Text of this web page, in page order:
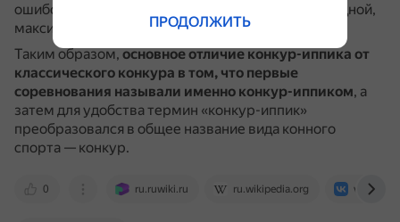
ошибок, результат определяется проведением одной,
максимум двух перепрыжек.
Таким образом,основное отличие конкур-иппика от
классического конкура в том, что первые
соревнования называли именно конкур-иппиком, а
затем для удобства термин «конкур-иппик»
преобразовался в общее название вида конного
спорта — конкур.
0 ru.ruwiki.ru ru.wikipedia.org vk.com
ПРОДОЛЖИТЬ